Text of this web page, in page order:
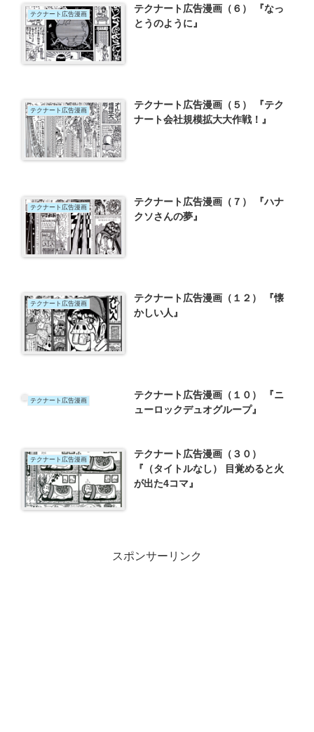
テクナート広告漫画
テクナート広告漫画（６） 『なっ
とうのように』
テクナート広告漫画
テクナート広告漫画（５） 『テク
ナート会社規模拡大大作戦！』
テクナート広告漫画
テクナート広告漫画（７） 『ハナ
クソさんの夢』
テクナート広告漫画
テクナート広告漫画（１２） 『懐
かしい人』
テクナート広告漫画
テクナート広告漫画（１０） 『ニ
ューロックデュオグループ』
テクナート広告漫画
テクナート広告漫画（３０）
『（タイトルなし） 目覚めると火
が出た4コマ』
スポンサーリンク